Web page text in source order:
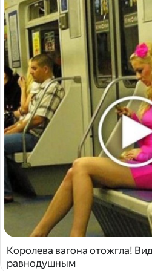
Королева вагона отожгла!
равнодушным